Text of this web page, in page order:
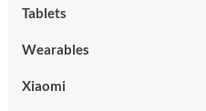
Tablets
Wearables
Xiaomi